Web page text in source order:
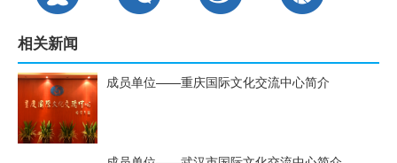
相关新闻
成员单位——重庆国际文化交流中心简介